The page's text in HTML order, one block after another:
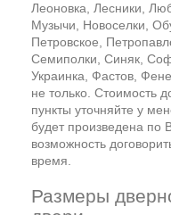
Леоновка, Лесники,
Музычи, Новоселки,
Петровское,
Семиполки, Синяк,
Украинка, Фастов,
не только. Стоимость
пункты уточняйте у
будет произведена по
возможность
время.
Размеры